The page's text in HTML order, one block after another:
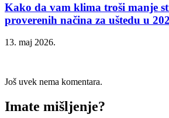
Kako da vam klima troši manje
proverenih načina za uštedu u
13. maj 2026.
Još uvek nema komentara.
Imate mišljenje?